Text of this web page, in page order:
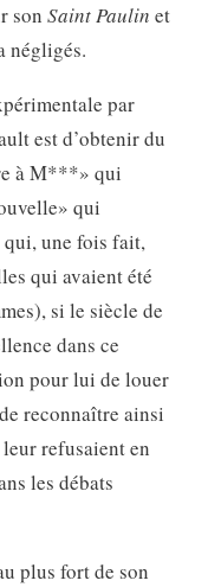
son Saint Paulin et
négligés.
par
est d’obtenir du
à M***» qui
qui
qui, une fois fait,
qui avaient été
si le siècle de
dans ce
pour lui de louer
reconnaître ainsi
refusaient en
les débats
plus fort de son